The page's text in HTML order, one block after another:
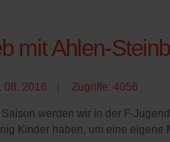
mit Ahlen-
08. 2016 Zugriffe: 4056
werden wir in der F-Jugend
Kinder haben, um eine eigene